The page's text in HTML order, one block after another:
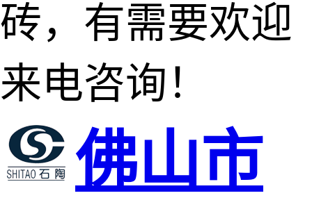
砖，有需要欢迎
来电咨询！
佛山市